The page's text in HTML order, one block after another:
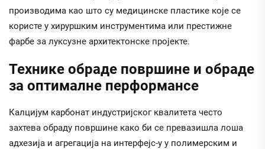
производима као што су медицинске пластике које се
користе у хируршким инструментима или престижне
фарбе за луксузне архитектонске пројекте.
Технике обраде површине и обраде
за оптималне перформансе
Калцијум карбонат индустријског квалитета често
захтева обраду површине како би се превазишла лоша
адхезија и агрегација на интерфејс-у у полимерским и